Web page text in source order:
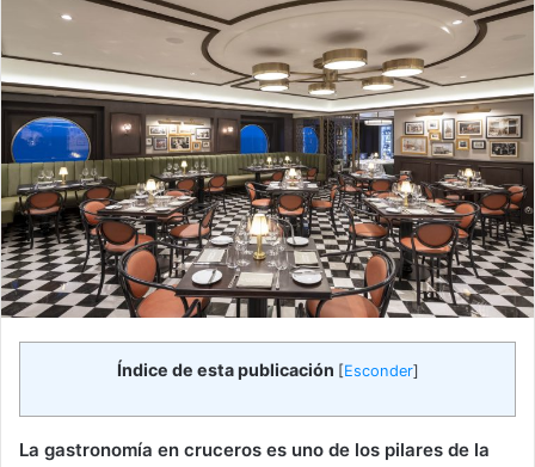
Índice de esta publicación [Esconder]
La gastronomía en cruceros es uno de los pilares de la